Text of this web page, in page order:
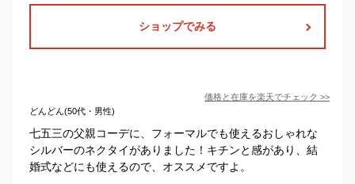
ショップでみる
価格と在庫を楽天でチェック >>
どんどん(50代・男性)
七五三の父親コーデに、フォーマルでも使えるおしゃれな
シルバーのネクタイがありました！キチンと感があり、結
婚式などにも使えるので、オススメですよ。